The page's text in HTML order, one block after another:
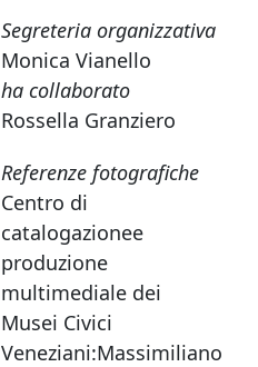
Segreteria organizzativa
Monica Vianello
ha collaborato
Rossella Granziero
Referenze fotografiche
Centro di
catalogazionee
produzione
multimediale dei
Musei Civici
Veneziani:Massimiliano